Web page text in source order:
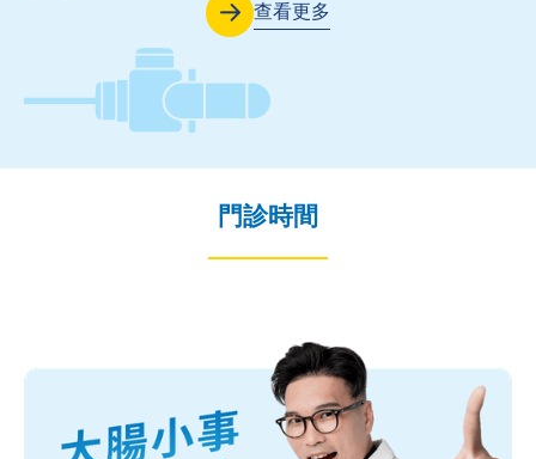
查看更多
門診時間